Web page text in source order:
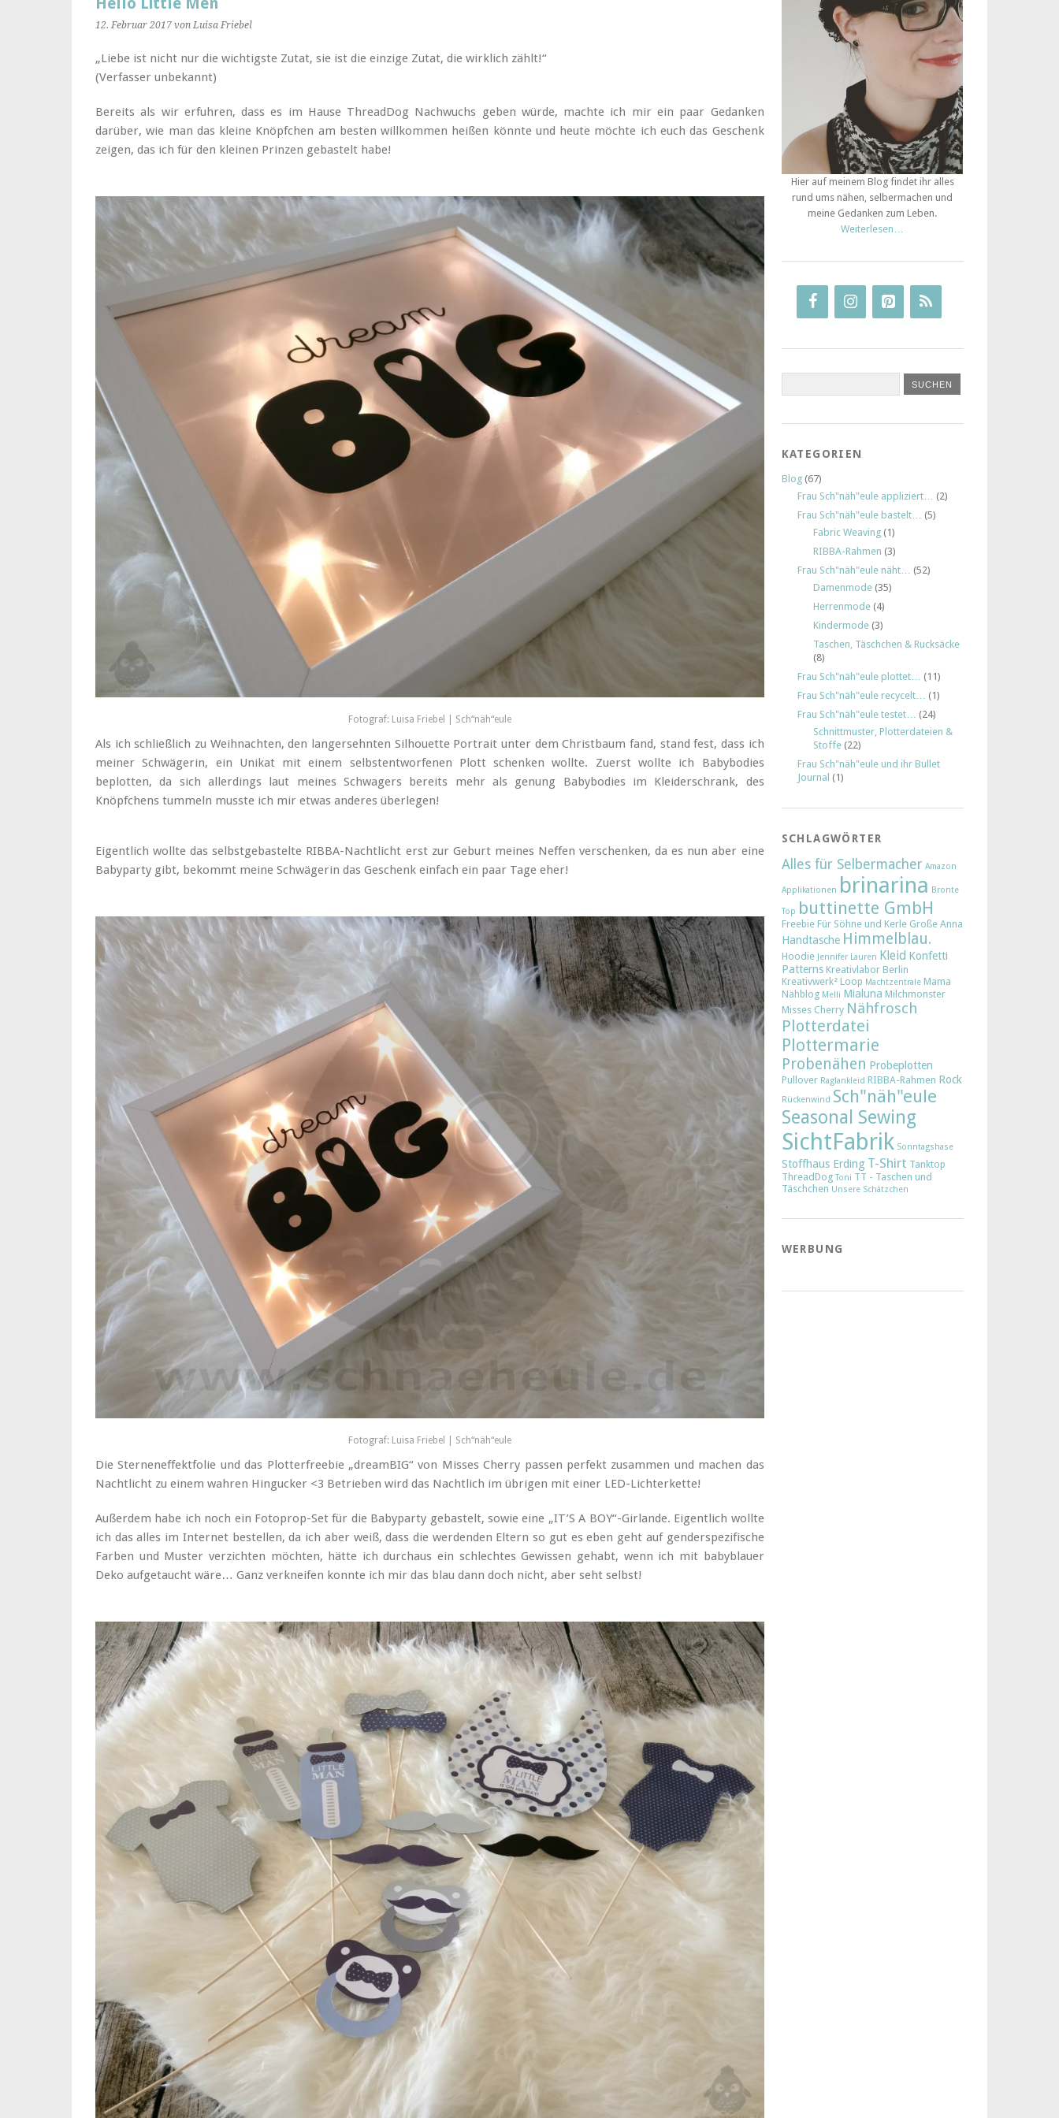
12. Februar 2017 von Luisa Friebel
„Liebe ist nicht nur die wichtigste Zutat, sie ist die einzige Zutat, die wirklich zählt!“
(Verfasser unbekannt)
Bereits als wir erfuhren, dass es im Hause ThreadDog Nachwuchs geben würde, machte ich mir ein paar Gedanken
darüber, wie man das kleine Knöpfchen am besten willkommen heißen könnte und heute möchte ich euch das Geschenk
zeigen, das ich für den kleinen Prinzen gebastelt habe!
Fotograf: Luisa Friebel | Sch“näh“eule
Als ich schließlich zu Weihnachten, den langersehnten Silhouette Portrait unter dem Christbaum fand, stand fest, dass ich
meiner Schwägerin, ein Unikat mit einem selbstentworfenen Plott schenken wollte. Zuerst wollte ich Babybodies
beplotten, da sich allerdings laut meines Schwagers bereits mehr als genung Babybodies im Kleiderschrank, des
Knöpfchens tummeln musste ich mir etwas anderes überlegen!
Eigentlich wollte das selbstgebastelte RIBBA-Nachtlicht erst zur Geburt meines Neffen verschenken, da es nun aber eine
Babyparty gibt, bekommt meine Schwägerin das Geschenk einfach ein paar Tage eher!
Fotograf: Luisa Friebel | Sch“näh“eule
Die Sterneneffektfolie und das Plotterfreebie „dreamBIG“ von Misses Cherry passen perfekt zusammen und machen das
Nachtlicht zu einem wahren Hingucker <3 Betrieben wird das Nachtlich im übrigen mit einer LED-Lichterkette!
Außerdem habe ich noch ein Fotoprop-Set für die Babyparty gebastelt, sowie eine „IT’S A BOY“-Girlande. Eigentlich wollte
ich das alles im Internet bestellen, da ich aber weiß, dass die werdenden Eltern so gut es eben geht auf genderspezifische
Farben und Muster verzichten möchten, hätte ich durchaus ein schlechtes Gewissen gehabt, wenn ich mit babyblauer
Deko aufgetaucht wäre… Ganz verkneifen konnte ich mir das blau dann doch nicht, aber seht selbst!
Hier auf meinem Blog findet ihr alles
rund ums nähen, selbermachen und
meine Gedanken zum Leben.
Weiterlesen…
KATEGORIEN
Blog(67)
Frau Sch"näh"eule appliziert…
(2)
Frau Sch"näh"eule bastelt…
(5)
Fabric Weaving(1)
RIBBA-Rahmen (3)
Frau Sch"näh"eule näht…
(52)
Damenmode(35)
Herrenmode(4)
Kindermode(3)
Taschen, Täschchen & Rucksäcke
(8)
Frau Sch"näh"eule plottet…
(11)
Frau Sch"näh"eule recycelt…
(1)
Frau Sch"näh"eule testet…
(24)
Schnittmuster, Plotterdateien &
Stoffe(22)
Frau Sch"näh"eule und ihr Bullet
Journal (1)
SCHLAGWÖRTER
Alles für Selbermacher Amazon
Applikationen brinarina Bronte
Top buttinette GmbH
Freebie Für Söhne und Kerle Große Anna
Handtasche Himmelblau.
Hoodie Jennifer Lauren Kleid Konfetti
Patterns Kreativlabor Berlin
Kreativwerk² Loop Machtzentrale Mama
Nähblog Melli Mialuna Milchmonster
Misses Cherry Nähfrosch
Plotterdatei
Plottermarie
Probenähen Probeplotten
Pullover Raglankleid RIBBA-Rahmen Rock
Rückenwind Sch"näh"eule
Seasonal Sewing
SichtFabrik Sonntagshase
Stoffhaus Erding T-Shirt Tanktop
ThreadDog Toni TT - Taschen und
Täschchen Unsere Schätzchen
WERBUNG